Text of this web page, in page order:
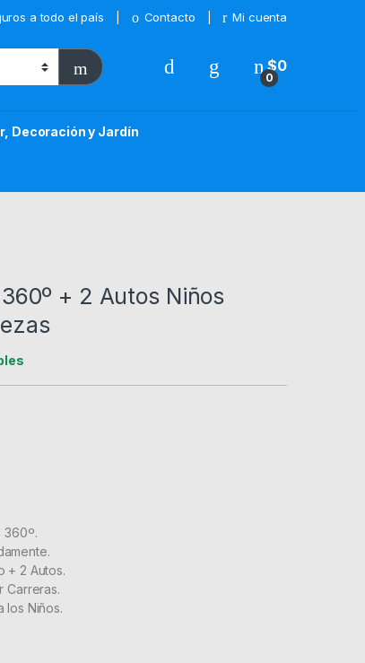
a todo el país Contacto Mi cuenta
0
$0
Decoración y Jardín
+ 2 Autos Niños
360º.
+ 2 Autos.
Carreras.
los Niños.